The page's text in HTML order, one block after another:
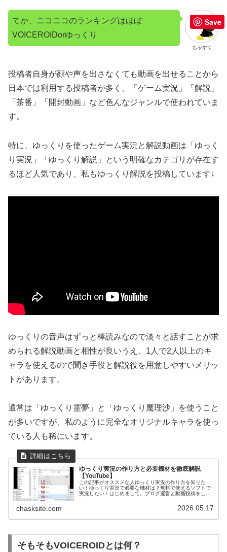
ちゃすく
てか、ニコニコのランキングはほぼ
VOICEROIDorゆっくり
投稿者自身が顔や声を出さなくても動画を出せることから
日本では利用する投稿者が多く、「ゲーム実況」「解説」
「茶番」「開封動画」など色んなジャンルで使われていま
す。
特に、ゆっくりを使ったゲーム実況と解説動画は「ゆっく
り実況」「ゆっくり解説」という明確なカテゴリが存在す
るほど人気であり、私もゆっくり解説を投稿しています↓
ゆっくりの音声はずっと棒読みなので淡々と話すことが求
められる解説動画と相性が良いうえ、1人で2人以上のキ
ャラを使えるので聞き手役と解説役を用意しやすいメリッ
トがあります。
通常は「ゆっくり霊夢」と「ゆっくり魔理沙」を使うこと
が多いですが、私のように完全なオリジナルキャラを使っ
ている人も稀にいます。
ゆっくり実況の作り方と必要機材を徹底解説
【YouTube】
この記事がオススメな人ゆっくり実況の作り方を知りた
い！ゆっくり実況で必要な機材は？無料で使えるソフトで
実況したい！はじめまして。ブログ運営と動画投稿をして
chasksite.com 2026.05.17
そもそもVOICEROIDとは何？
Save